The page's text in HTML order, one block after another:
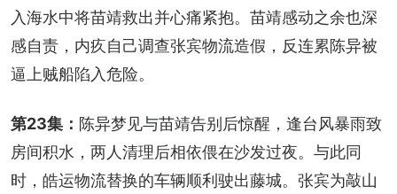
入海水中将苗靖救出并心痛紧抱。苗靖感动之余也深
感自责，内疚自己调查张宾物流造假，反连累陈异被
逼上贼船陷入危险。
第23集： 陈异梦见与苗靖告别后惊醒，逢台风暴雨致
房间积水，两人清理后相依偎在沙发过夜。与此同
时，皓运物流替换的车辆顺利驶出藤城。张宾为敲山